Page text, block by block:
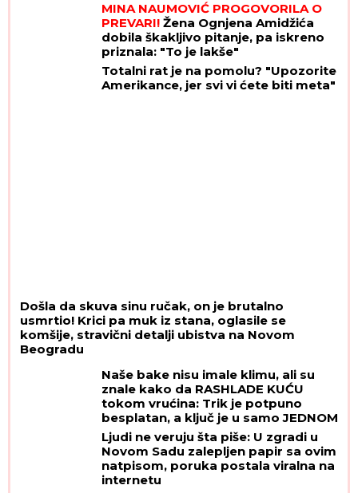
MINA NAUMOVIĆ PROGOVORILA O
PREVARI! Žena Ognjena Amidžića
dobila škakljivo pitanje, pa iskreno
priznala: "To je lakše"
Totalni rat je na pomolu? "Upozorite
Amerikance, jer svi vi ćete biti meta"
Došla da skuva sinu ručak, on je brutalno
usmrtio! Krici pa muk iz stana, oglasile se
komšije, stravični detalji ubistva na Novom
Beogradu
Naše bake nisu imale klimu, ali su
znale kako da RASHLADE KUĆU
tokom vrućina: Trik je potpuno
besplatan, a ključ je u samo JEDNOM
PRAVILU
Ljudi ne veruju šta piše: U zgradi u
Novom Sadu zalepljen papir sa ovim
natpisom, poruka postala viralna na
internetu